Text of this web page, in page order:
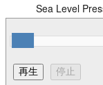
Sea Level